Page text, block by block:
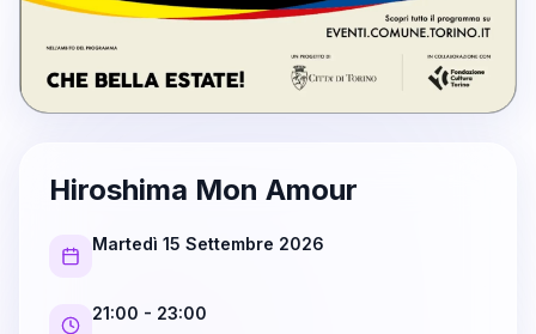
Hiroshima Mon Amour
Martedì 15 Settembre 2026
21:00 - 23:00